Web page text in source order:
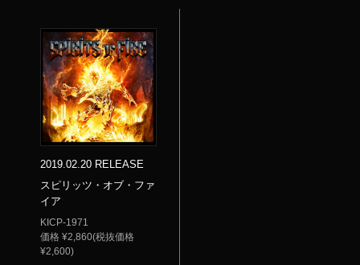
2019.02.20 RELEASE
スピリッツ・オブ・ファ
イア
KICP-1971
価格 ¥2,860(税抜価格
¥2,600)